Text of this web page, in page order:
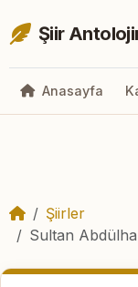
Şiir
Anasayfa
Şiirler
Sultan